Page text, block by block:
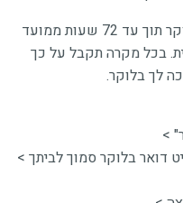
E-POST מתחייבים שהחבילה תגיע ללוקר תוך עד 72 שעות ממועד
בכל מקרה תקבל על כך
>